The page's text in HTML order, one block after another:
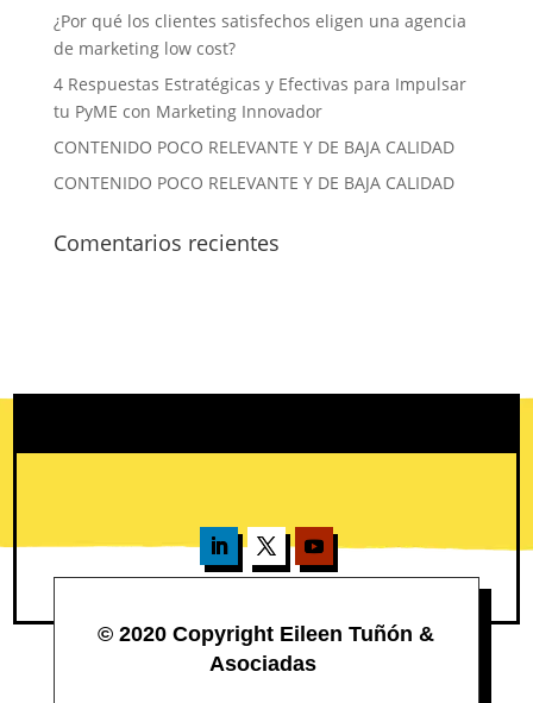
¿Por qué los clientes satisfechos eligen una agencia
de marketing low cost?
4 Respuestas Estratégicas y Efectivas para Impulsar
tu PyME con Marketing Innovador
CONTENIDO POCO RELEVANTE Y DE BAJA CALIDAD
CONTENIDO POCO RELEVANTE Y DE BAJA CALIDAD
Comentarios recientes
© 2020 Copyright Eileen Tuñón &
Asociadas